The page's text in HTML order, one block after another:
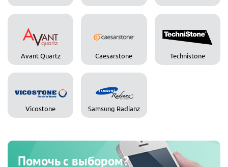
Avant Quartz Caesarstone Technistone
Vicostone Samsung Radianz
Помочь с выбором?